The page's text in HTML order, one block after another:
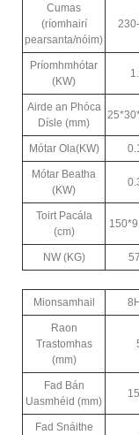
Cumas
(ríomhairí
pearsanta/nóim)
Príomhmhótar
(KW)
Airde an Phóca
Dísle (mm)
Mótar Ola(KW)
Mótar Beatha
(KW)
Toirt Pacála
(cm)
NW (KG)
Mionsamhail
Raon
Trastomhas
(mm)
Fad Bán
Uasmhéid (mm)
Fad Snáithe